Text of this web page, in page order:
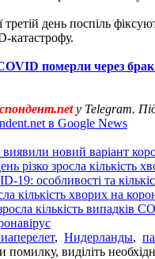
третій день поспіль
катастрофу.
COVID померли через
у Telegram.
в Google News
новий варіант
різко зросла кількість
19: особливості та
кількість хворих на
кількість випадків
, Нидерланды,
виділіть